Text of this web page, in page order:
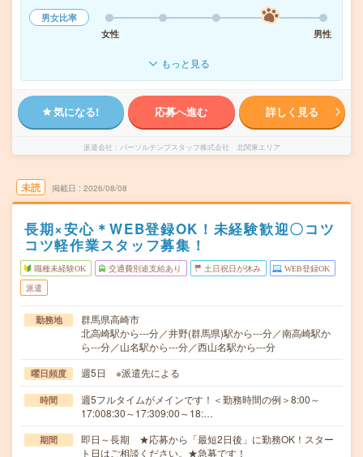
男女比率
女性
男性
もっと見る
気になる! 応募へ進む 詳しく見る
派遣会社 パーソルテンプスタッフ株式会社 北関東エリア
未読 掲載日 2026/08/08
長期×安心＊WEB登録OK！未経験歓迎〇コツ
コツ軽作業スタッフ募集！
職種未経験OK 交通費別途支給あり 土日祝日が休み WEB登録OK
派遣
勤務地
群馬県高崎市
北高崎駅から---分／井野(群馬県)駅から---分／南高崎駅か
ら---分／山名駅から---分／西山名駅から---分
曜日頻度 週5日 ※派遣先による
時間
週5フルタイムがメインです！＜勤務時間の例＞8:00～
17:008:30～17:309:00～18:…
期間
即日～長期 ★応募から「最短2日後」に勤務OK！スター
ト日はご相談ください。★急募です！